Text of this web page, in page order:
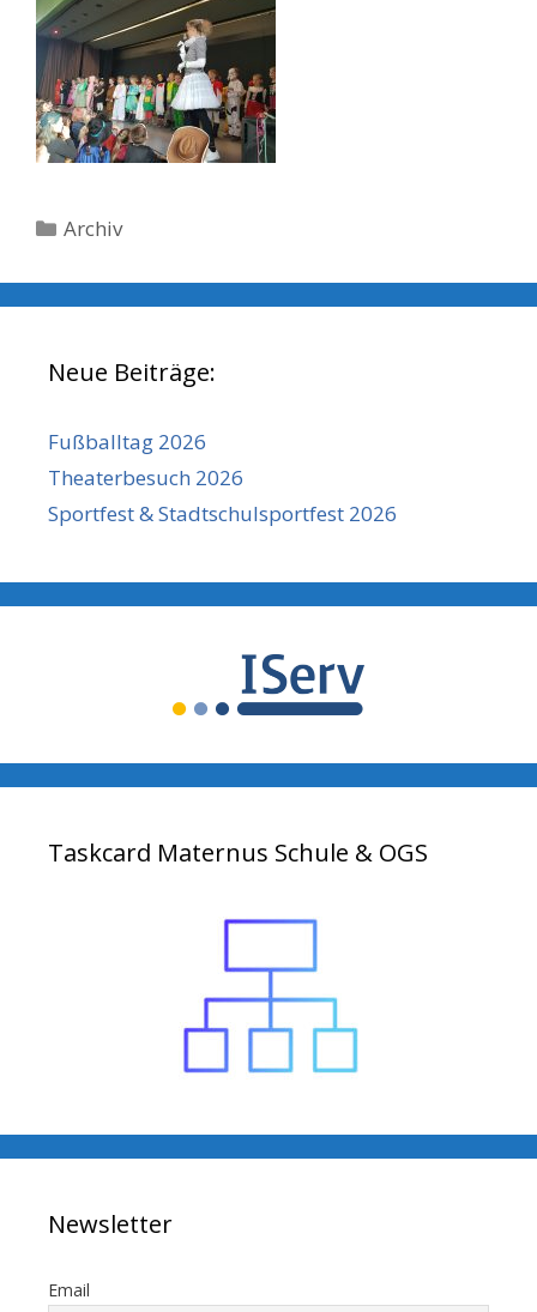
Kategorien
Archiv
Neue Beiträge:
Fußballtag 2026
Theaterbesuch 2026
Sportfest & Stadtschulsportfest 2026
Taskcard Maternus Schule & OGS
Newsletter
Email